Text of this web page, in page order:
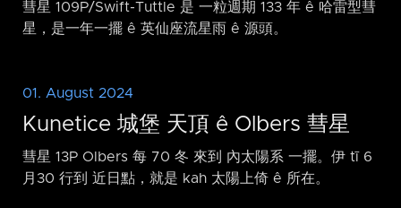
彗星 109P/Swift-Tuttle 是 一粒週期 133 年 ê 哈雷型彗
星，是一年一擺 ê 英仙座流星雨 ê 源頭。
01. August 2024
Kunetice 城堡 天頂 ê Olbers 彗星
彗星 13P Olbers 每 70 冬 來到 內太陽系 一擺。伊 tī 6
月30 行到 近日點，就是 kah 太陽上倚 ê 所在。